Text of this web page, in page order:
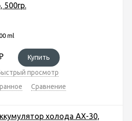
500гр.
ml
Купить
просмотр
Сравнение
холода AX-30,